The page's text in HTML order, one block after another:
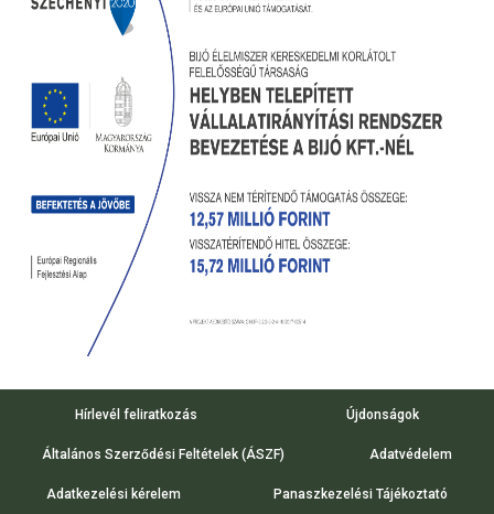
Hírlevél feliratkozás Újdonságok
Általános Szerződési Feltételek (ÁSZF) Adatvédelem
Adatkezelési kérelem Panaszkezelési Tájékoztató